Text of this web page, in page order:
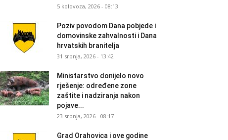
5 kolovoza, 2026 - 08:13
Poziv povodom Dana pobjede i
domovinske zahvalnosti i Dana
hrvatskih branitelja
31 srpnja, 2026 - 13:42
Ministarstvo donijelo novo
rješenje: određene zone
zaštite i nadziranja nakon
pojave...
23 srpnja, 2026 - 08:17
Grad Orahovica i ove godine